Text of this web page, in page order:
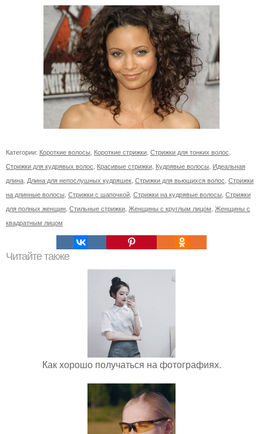
Категории: Короткие волосы Короткие стрижки Стрижки для тонких волос
Стрижки для кудрявых волос Красивые стрижки Кудрявые волосы Идеальная
длина Длина для непослушных кудряшек Стрижки для вьющихся волос Стрижки
на длинные волосы Стрижки с шапочкой Стрижки на кудрявые волосы Стрижки
для полных женщин Стильные стрижки Женщины с круглым лицом Женщины с
квадратным лицом
Читайте также
Как хорошо получаться на фотографиях.